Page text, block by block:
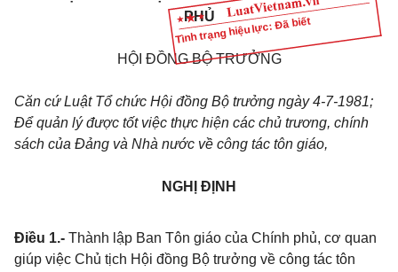
Tình trạng hiệu lực: Đã biết
PHỦ
HỘI ĐỒNG BỘ TRƯỞNG
Căn cứ Luật Tổ chức Hội đồng Bộ trưởng ngày 4-7-1981;
Để quản lý được tốt việc thực hiện các chủ trương, chính
sách của Đảng và Nhà nước về công tác tôn giáo,
NGHỊ ĐỊNH
Điều 1.- Thành lập Ban Tôn giáo của Chính phủ, cơ quan
giúp việc Chủ tịch Hội đồng Bộ trưởng về công tác tôn